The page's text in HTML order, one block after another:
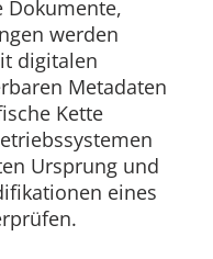
Dokumente,
werden
digitalen
Metadaten
Kette
Ursprung und
eines